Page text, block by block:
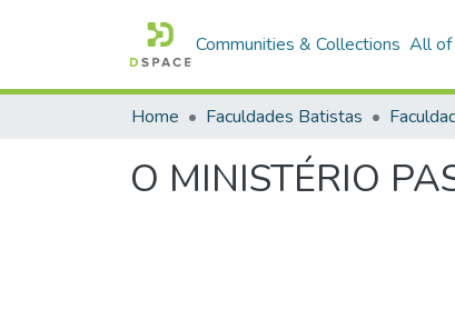
Communities & Collections All of
Home Faculdades Batistas
O MINISTÉRIO